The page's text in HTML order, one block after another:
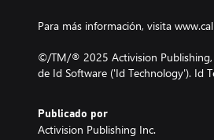
Para más información, visita
©/TM/® 2025 Activision Publishing,
de Id Software ('Id Technology'). Id
Publicado por
Activision Publishing Inc.